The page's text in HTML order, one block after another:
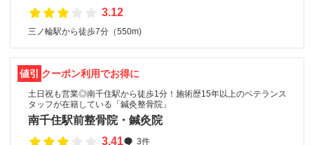
3.12
三ノ輪駅から徒歩7分（550m)
値引 クーポン利用でお得に
土日祝も営業◎南千住駅から徒歩1分！施術歴15年以上のベテランス
タッフが在籍している「鍼灸整骨院」
南千住駅前整骨院・鍼灸院
3.41
3件